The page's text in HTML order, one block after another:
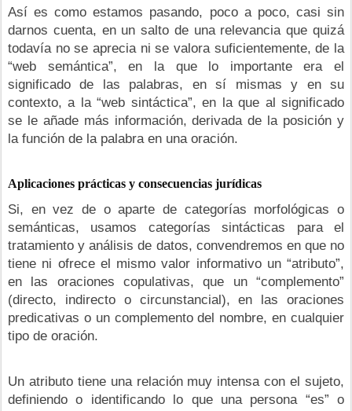
Así es como estamos pasando, poco a poco, casi sin
darnos cuenta, en un salto de una relevancia que quizá
todavía no se aprecia ni se valora suficientemente, de la
“web semántica”, en la que lo importante era el
significado de las palabras, en sí mismas y en su
contexto, a la “web sintáctica”, en la que al significado
se le añade más información, derivada de la posición y
la función de la palabra en una oración.
Aplicaciones prácticas y consecuencias jurídicas
Si, en vez de o aparte de categorías morfológicas o
semánticas, usamos categorías sintácticas para el
tratamiento y análisis de datos, convendremos en que no
tiene ni ofrece el mismo valor informativo un “atributo”,
en las oraciones copulativas, que un “complemento”
(directo, indirecto o circunstancial), en las oraciones
predicativas o un complemento del nombre, en cualquier
tipo de oración.
Un atributo tiene una relación muy intensa con el sujeto,
definiendo o identificando lo que una persona “es” o